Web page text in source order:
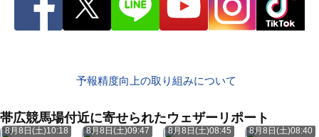
予報精度向上の取り組みについて
帯広競馬場付近に寄せられたウェザーリポート
8月8日(土)10:18 8月8日(土)09:47 8月8日(土)08:45 8月8日(土)08:40